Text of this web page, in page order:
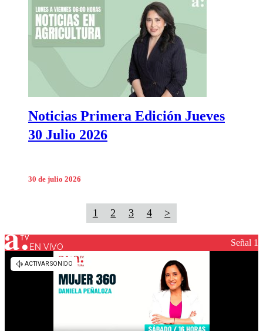
Noticias Primera Edición Jueves
30 Julio 2026
30 de julio 2026
1 2 3 4 >
EN VIVO Señal 1